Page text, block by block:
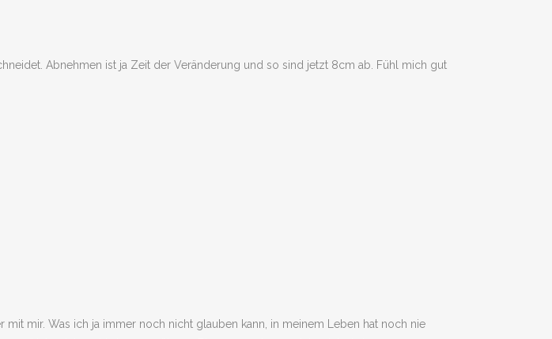
Abnehmen ist ja Zeit der Veränderung und so sind jetzt 8cm ab. Fühl mich gut
mir. Was ich ja immer noch nicht glauben kann, in meinem Leben hat noch nie